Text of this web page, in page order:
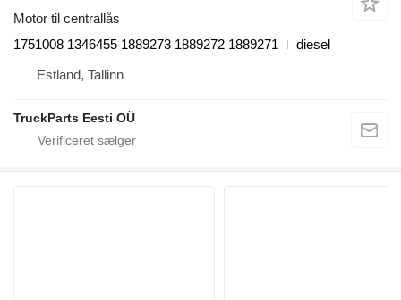
Motor til centrallås
1751008 1346455 1889273 1889272 1889271
diesel
Estland, Tallinn
TruckParts Eesti OÜ